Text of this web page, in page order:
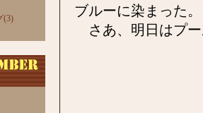
(3)
ブルーに染まった
さあ、明日はプ